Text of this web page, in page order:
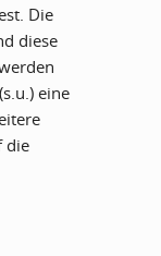
Die
diese
eine
die